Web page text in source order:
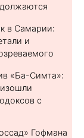
в Самарии:
и
«Ба-Симта»:
с
Гофмана